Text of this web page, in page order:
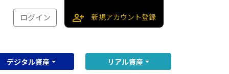
ログイン person_add 新規アカウント登録
デジタル資産 リアル資産